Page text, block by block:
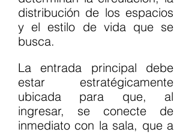
distribución de los espacios
y el estilo de vida que se
busca.
La entrada principal debe
estar estratégicamente
ubicada para que, al
ingresar, se conecte de
inmediato con la sala, que a